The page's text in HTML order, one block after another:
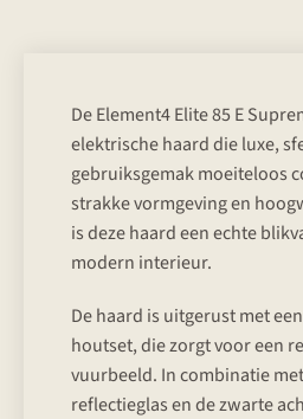
De Element4 Elite 85 E
elektrische haard die luxe,
gebruiksgemak moeiteloos
strakke vormgeving en
is deze haard een echte
modern interieur.
De haard is uitgerust met
houtset, die zorgt voor een
vuurbeeld. In combinatie
reflectieglas en de zwarte